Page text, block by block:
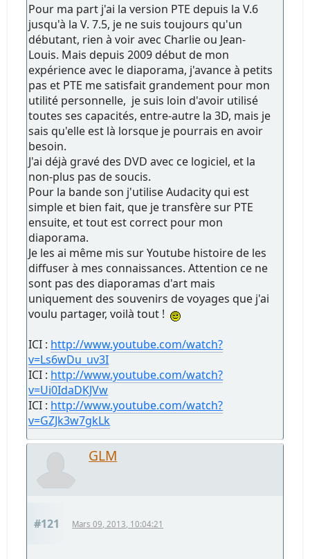
Pour ma part j'ai la version PTE depuis la V.6
jusqu'à la V. 7.5, je ne suis toujours qu'un
débutant, rien à voir avec Charlie ou Jean-
Louis. Mais depuis 2009 début de mon
expérience avec le diaporama, j'avance à petits
pas et PTE me satisfait grandement pour mon
utilité personnelle, je suis loin d'avoir utilisé
toutes ses capacités, entre-autre la 3D, mais je
sais qu'elle est là lorsque je pourrais en avoir
besoin.
J'ai déjà gravé des DVD avec ce logiciel, et la
non-plus pas de soucis.
Pour la bande son j'utilise Audacity qui est
simple et bien fait, que je transfère sur PTE
ensuite, et tout est correct pour mon
diaporama.
Je les ai même mis sur Youtube histoire de les
diffuser à mes connaissances. Attention ce ne
sont pas des diaporamas d'art mais
uniquement des souvenirs de voyages que j'ai
voulu partager, voilà tout !
ICI : http://www.youtube.com/watch?
v=Ls6wDu_uv3I
ICI : http://www.youtube.com/watch?
v=Ui0IdaDKJVw
ICI : http://www.youtube.com/watch?
v=GZJk3w7gkLk
GLM
#121 Mars 09, 2013, 10:04:21